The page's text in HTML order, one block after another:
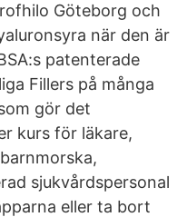
Göteborg och
när den är
patenterade
Fillers på många
gör det
kurs för läkare,
sjukvårdspersonal
eller ta bort